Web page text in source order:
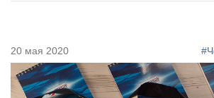
20 мая 2020